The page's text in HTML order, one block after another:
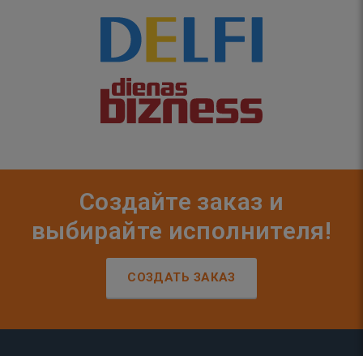
Создайте заказ и
выбирайте исполнителя!
СОЗДАТЬ ЗАКАЗ